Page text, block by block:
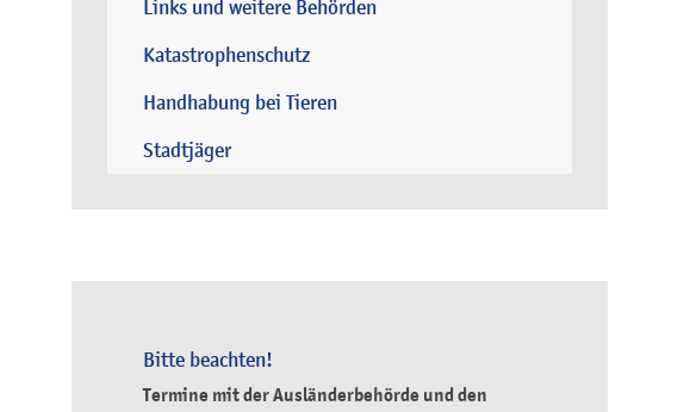
Links und weitere Behörden
Katastrophenschutz
Handhabung bei Tieren
Stadtjäger
Bitte beachten!
Termine mit der Ausländerbehörde und den